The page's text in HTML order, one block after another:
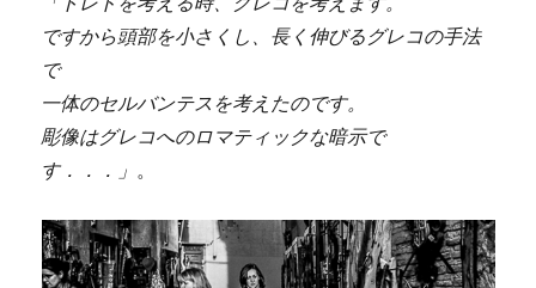
ですから頭部を小さくし、長く伸びるグレコの手法
で
一体のセルバンテスを考えたのです。
彫像はグレコへのロマティックな暗示で
す．．．」 。